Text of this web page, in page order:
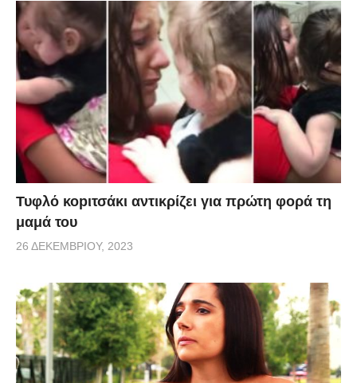
Τυφλό κοpιτσάκι αντικρίζει για πρώτη φορά τη
μαμά του
26 ΔΕΚΕΜΒΡΊΟΥ, 2023